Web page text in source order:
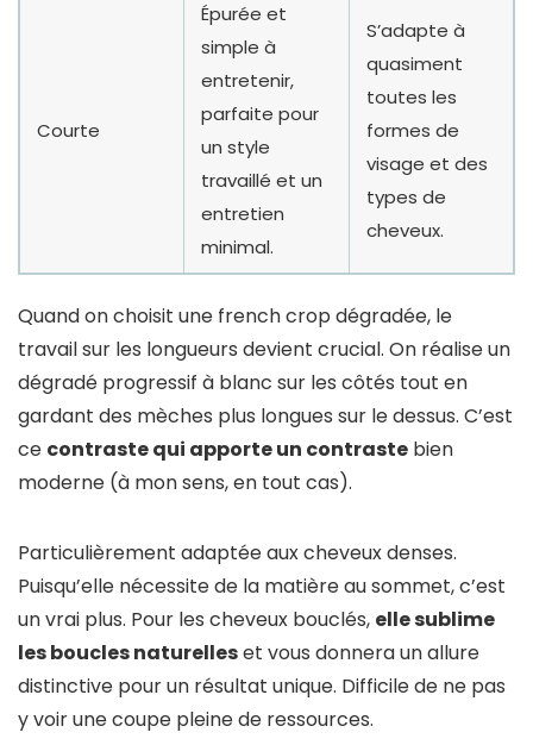
Courte
Épurée et
simple à
entretenir,
parfaite pour
un style
travaillé et un
entretien
minimal.
S’adapte à
quasiment
toutes les
formes de
visage et des
types de
cheveux.
Quand on choisit une french crop dégradée, le
travail sur les longueurs devient crucial. On réalise un
dégradé progressif à blanc sur les côtés tout en
gardant des mèches plus longues sur le dessus. C’est
ce contraste qui apporte un contraste bien
moderne (à mon sens, en tout cas).
Particulièrement adaptée aux cheveux denses.
Puisqu’elle nécessite de la matière au sommet, c’est
un vrai plus. Pour les cheveux bouclés, elle sublime
les boucles naturelleset vous donnera un allure
distinctive pour un résultat unique. Difficile de ne pas
y voir une coupe pleine de ressources.